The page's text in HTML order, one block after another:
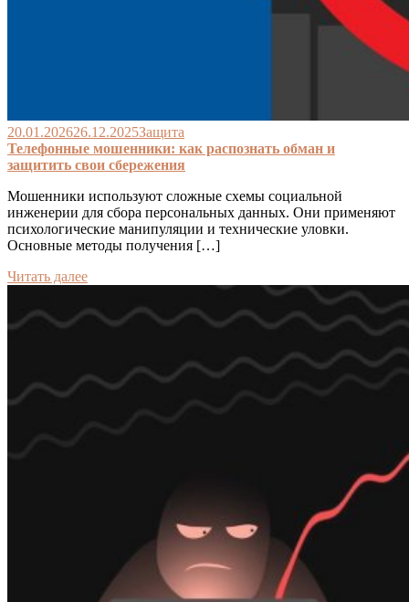
20.01.202626.12.2025Защита
Телефонные мошенники: как распознать обман и
защитить свои сбережения
Мошенники используют сложные схемы социальной
инженерии для сбора персональных данных. Они применяют
психологические манипуляции и технические уловки.
Основные методы получения […]
Читать далее